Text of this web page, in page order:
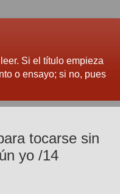
Si el título empieza
o ensayo; si no, pues
tocarse sin
yo /14